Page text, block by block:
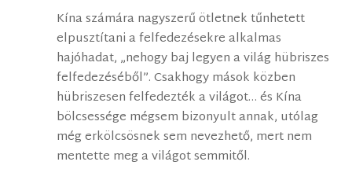
Kína számára nagyszerű ötletnek tűnhetett
elpusztítani a felfedezésekre alkalmas
hajóhadat, „nehogy baj legyen a világ hübriszes
felfedezéséből”. Csakhogy mások közben
hübriszesen felfedezték a világot… és Kína
bölcsessége mégsem bizonyult annak, utólag
még erkölcsösnek sem nevezhető, mert nem
mentette meg a világot semmitől.